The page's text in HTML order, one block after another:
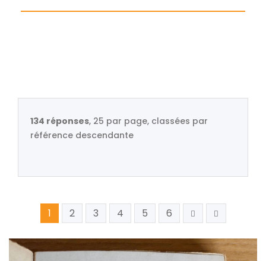
134 réponses, 25 par page, classées par
référence descendante
1 2 3 4 5 6